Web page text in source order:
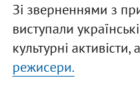
Зі зверненнями з
виступали
культурні активісти,
режисери.